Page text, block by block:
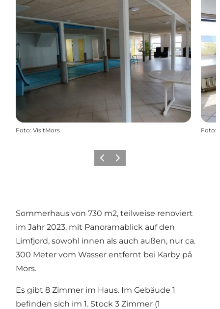
Foto: VisitMors Foto:
Vorherige Folie
Nächste Folie
Sommerhaus von 730 m2, teilweise renoviert
im Jahr 2023, mit Panoramablick auf den
Limfjord, sowohl innen als auch außen, nur ca.
300 Meter vom Wasser entfernt bei Karby på
Mors.
Es gibt 8 Zimmer im Haus. Im Gebäude 1
befinden sich im 1. Stock 3 Zimmer (1